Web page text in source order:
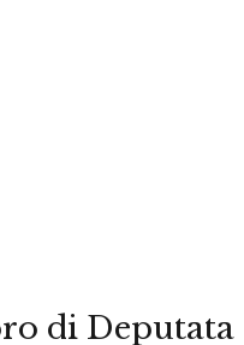
di Deputata